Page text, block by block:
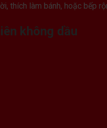
thích làm bánh, hoặc bếp
không dầu